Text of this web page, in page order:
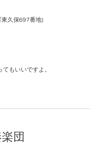
久保697番地)
もいいですよ。
団